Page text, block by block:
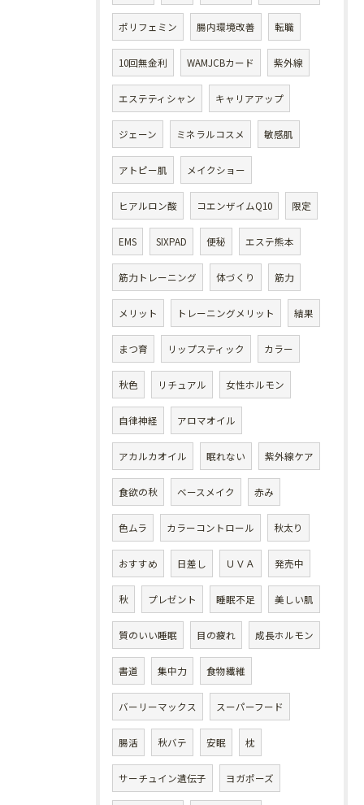
ポリフェミン 腸内環境改善 転職
10回無金利 WAMJCBカード 紫外線
エステティシャン キャリアアップ
ジェーン ミネラルコスメ 敏感肌
アトピー肌 メイクショー
ヒアルロン酸 コエンザイムQ10 限定
EMS SIXPAD 便秘 エステ熊本
筋力トレーニング 体づくり 筋力
メリット トレーニングメリット 結果
まつ育 リップスティック カラー
秋色 リチュアル 女性ホルモン
自律神経 アロマオイル
アカルカオイル 眠れない 紫外線ケア
食欲の秋 ベースメイク 赤み
色ムラ カラーコントロール 秋太り
おすすめ 日差し ＵＶＡ 発売中
秋 プレゼント 睡眠不足 美しい肌
質のいい睡眠 目の疲れ 成長ホルモン
書道 集中力 食物繊維
バーリーマックス スーパーフード
腸活 秋バテ 安眠 枕
サーチュイン遺伝子 ヨガポーズ